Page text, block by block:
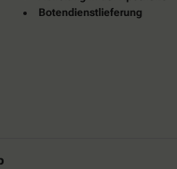
Botendienstlieferung